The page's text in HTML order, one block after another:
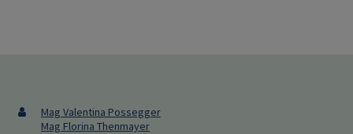
Mag Valentina Possegger
Mag Florina Thenmayer